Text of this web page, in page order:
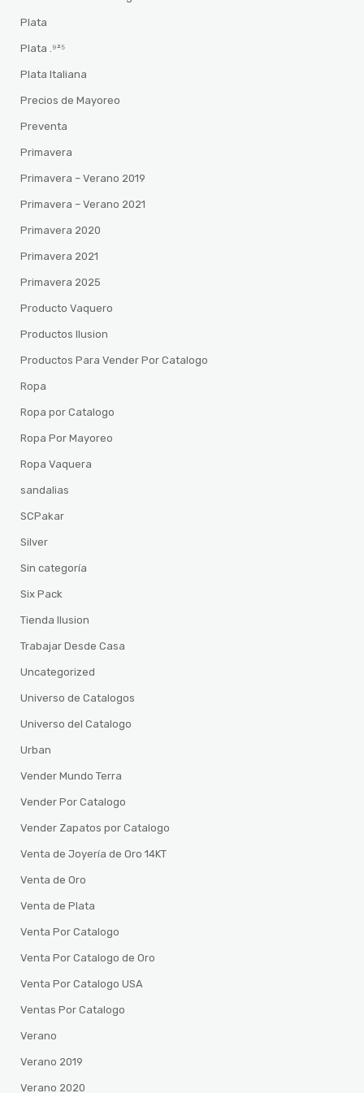
Plata
Plata .⁹²⁵
Plata Italiana
Precios de Mayoreo
Preventa
Primavera
Primavera – Verano 2019
Primavera – Verano 2021
Primavera 2020
Primavera 2021
Primavera 2025
Producto Vaquero
Productos Ilusion
Productos Para Vender Por Catalogo
Ropa
Ropa por Catalogo
Ropa Por Mayoreo
Ropa Vaquera
sandalias
SCPakar
Silver
Sin categoría
Six Pack
Tienda Ilusion
Trabajar Desde Casa
Uncategorized
Universo de Catalogos
Universo del Catalogo
Urban
Vender Mundo Terra
Vender Por Catalogo
Vender Zapatos por Catalogo
Venta de Joyería de Oro 14KT
Venta de Oro
Venta de Plata
Venta Por Catalogo
Venta Por Catalogo de Oro
Venta Por Catalogo USA
Ventas Por Catalogo
Verano
Verano 2019
Verano 2020